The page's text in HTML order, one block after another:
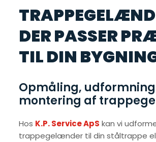
DER PASSER
TIL DIN
Opmåling,
montering af
Hos K.P. Service ApS kan vi
trappegelænder til din ståltrappe